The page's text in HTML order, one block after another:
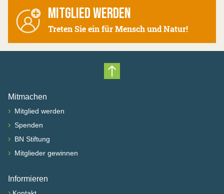
MITGLIED WERDEN
Treten Sie ein für Mensch und Natur!
Nach oben scrollen
Mitmachen
› Mitglied werden
› Spenden
› BN Stiftung
› Mitglieder gewinnen
Informieren